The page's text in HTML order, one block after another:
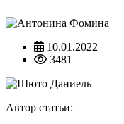
10.01.2022
3481
Автор статьи: